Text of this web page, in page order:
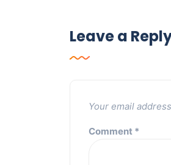
Leave a
Your email
Comment *